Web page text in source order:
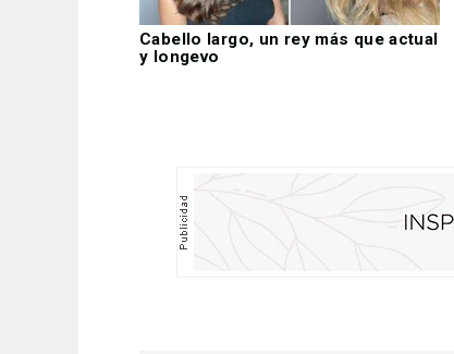
Cabello largo, un rey más que actual
y longevo